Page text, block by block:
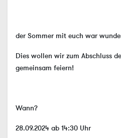
der Sommer mit euch war
Dies wollen wir zum Abschluss
gemeinsam feiern!
Wann?
28.09.2024 ab 14:30 Uhr